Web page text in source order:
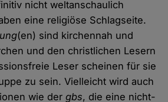
nicht weltanschaulich
eine religiöse Schlagseite.
(en) sind kirchennah und
und den christlichen Lesern
Leser scheinen für sie
zu sein. Vielleicht wird auch
wie dergbs, die eine nicht-